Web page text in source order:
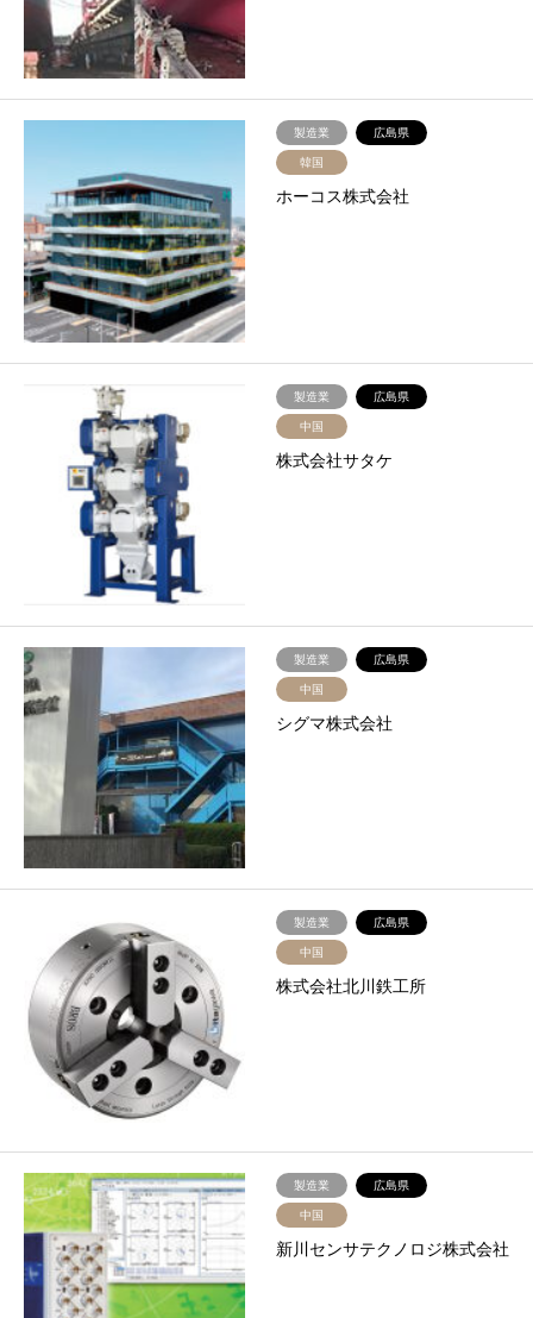
製造業 広島県
韓国
ホーコス株式会社
製造業 広島県
中国
株式会社サタケ
製造業 広島県
中国
シグマ株式会社
製造業 広島県
中国
株式会社北川鉄工所
製造業 広島県
中国
新川センサテクノロジ株式会社